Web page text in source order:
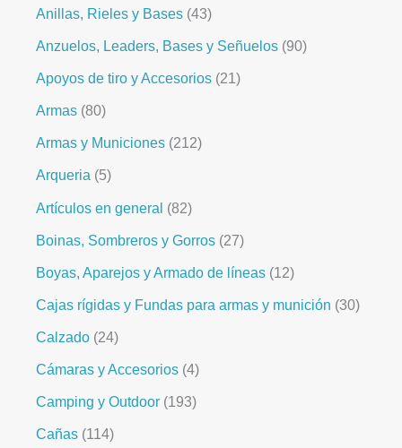
Anillas, Rieles y Bases 43
Anzuelos, Leaders, Bases y Señuelos 90
Apoyos de tiro y Accesorios 21
Armas 80
Armas y Municiones 212
Arqueria 5
Artículos en general 82
Boinas, Sombreros y Gorros 27
Boyas, Aparejos y Armado de líneas 12
Cajas rígidas y Fundas para armas y munición 30
Calzado 24
Cámaras y Accesorios 4
Camping y Outdoor 193
Cañas 114